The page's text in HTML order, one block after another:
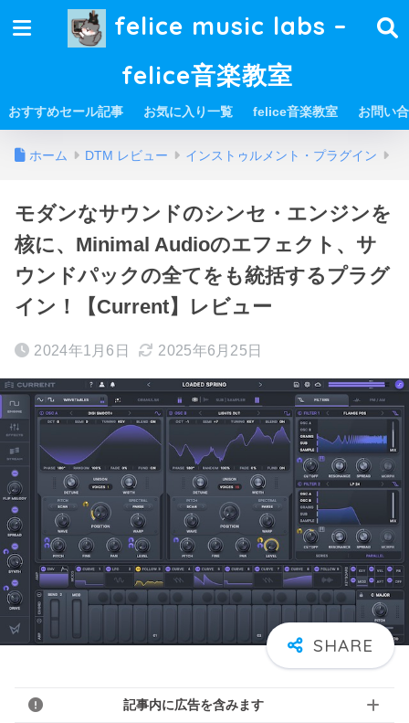
felice music labs –
felice音楽教室
おすすめセール記事 お気に入り一覧 felice音楽教室 お問い
ホーム DTM レビュー インストゥルメント・プラグイン
モダンなサウンドのシンセ・エンジンを
核に、Minimal Audioのエフェクト、サ
ウンドパックの全てをも統括するプラグ
イン！【Current】レビュー
2024年1月6日 2025年6月25日
記事内に広告を含みます